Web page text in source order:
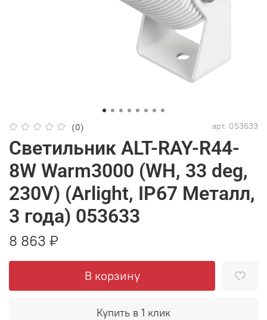
(0) арт. 053633
Светильник ALT-RAY-R44-
8W Warm3000 (WH, 33 deg,
230V) (Arlight, IP67 Металл,
3 года) 053633
8 863 ₽
В корзину
Купить в 1 клик